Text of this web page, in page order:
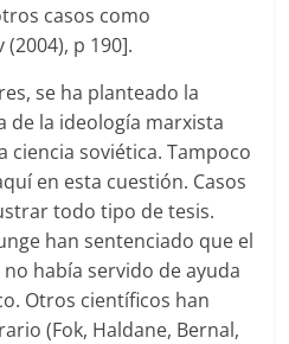
casos como
p 190].
se ha planteado la
de la ideología marxista
ciencia soviética. Tampoco
en esta cuestión. Casos
todo tipo de tesis.
han sentenciado que el
había servido de ayuda
Otros científicos han
(Fok, Haldane, Bernal,